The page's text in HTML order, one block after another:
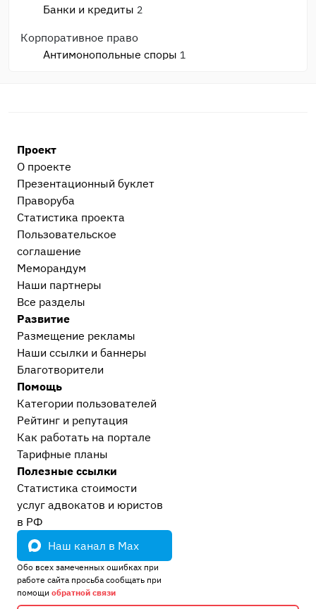
Банки и кредиты 2
Корпоративное право
Антимонопольные споры 1
Административные дела
Прочие административные дела
Процессуальные вопросы и документы
Уголовный процесс
Гражданский и арбитражный процесс
После приговора или решения суда
Исполнительное производство
Прочее
Остальные дела, не вошедшие в другие
категории 16
Европейский суд
Проблемы современного судопроизводства
Сообщество Праворуб
Проект
О проекте
Презентационный букл​ет
Праворуба
Статистика проекта
Пользовательское
соглашение
Меморандум
Наши партнеры
Все разделы
Развитие
Размещение рекламы
Наши ссылки и баннеры
Благотворители
Помощь
Категории пользователей
Рейтинг и репутация
Как работать на портале
Тарифные планы
Полезные ссылки
Статистика стоимости
услуг адвокатов и юристов
в РФ
Наш канал в Max
Обо всех замеченных ошибках при
работе сайта просьба сообщать при
помощи обратной связи